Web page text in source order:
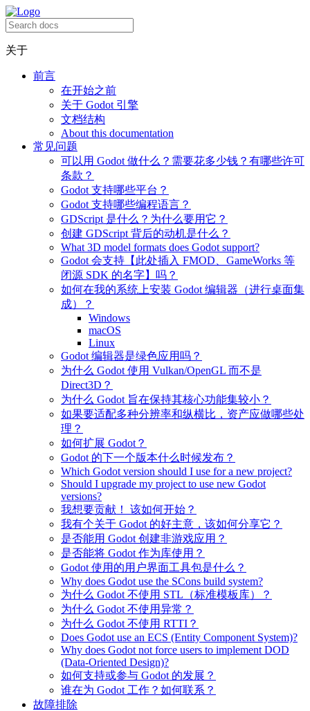
关于
前言
在开始之前
关于 Godot 引擎
文档结构
About this documentation
常见问题
可以用 Godot 做什么？需要花多少钱？有哪些许可
条款？
Godot 支持哪些平台？
Godot 支持哪些编程语言？
GDScript 是什么？为什么要用它？
创建 GDScript 背后的动机是什么？
What 3D model formats does Godot support?
Godot 会支持【此处插入 FMOD、GameWorks 等
闭源 SDK 的名字】吗？
如何在我的系统上安装 Godot 编辑器（进行桌面集
成）？
Windows
macOS
Linux
Godot 编辑器是绿色应用吗？
为什么 Godot 使用 Vulkan/OpenGL 而不是
Direct3D？
为什么 Godot 旨在保持其核心功能集较小？
如果要适配多种分辨率和纵横比，资产应做哪些处
理？
如何扩展 Godot？
Godot 的下一个版本什么时候发布？
Which Godot version should I use for a new project?
Should I upgrade my project to use new Godot
versions?
我想要贡献！ 该如何开始？
我有个关于 Godot 的好主意，该如何分享它？
是否能用 Godot 创建非游戏应用？
是否能将 Godot 作为库使用？
Godot 使用的用户界面工具包是什么？
Why does Godot use the SCons build system?
为什么 Godot 不使用 STL（标准模板库）？
为什么 Godot 不使用异常？
为什么 Godot 不使用 RTTI？
Does Godot use an ECS (Entity Component System)?
Why does Godot not force users to implement DOD
(Data-Oriented Design)?
如何支持或参与 Godot 的发展？
谁在为 Godot 工作？如何联系？
故障排除